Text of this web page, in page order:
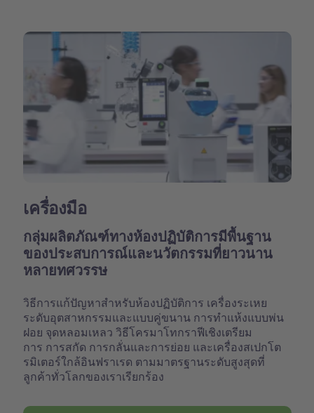
เครื่องมือ
กลุ่มผลิตภัณฑ์ทางห้องปฏิบัติการมีพื้นฐาน
ของประสบการณ์และนวัตกรรมที่ยาวนาน
หลายทศวรรษ
วิธีการแก้ปัญหาสำหรับห้องปฏิบัติการ เครื่องระเหย
ระดับอุตสาหกรรมและแบบคู่ขนาน การทำแห้งแบบพ่น
ฝอย จุดหลอมเหลว วิธีโครมาโทกราฟีเชิงเตรียม
การ การสกัด การกลั่นและการย่อย และเครื่องสเปกโต
รมิเตอร์ใกล้อินฟราเรด ตามมาตรฐานระดับสูงสุดที่
ลูกค้าทั่วโลกของเราเรียกร้อง